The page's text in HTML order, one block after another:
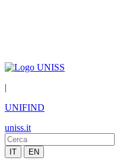
|
UNIFIND
uniss.it
IT EN